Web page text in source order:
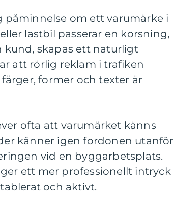
om ett varumärke i
lastbil passerar en korsning,
kund, skapas ett naturligt
att rörlig reklam i trafiken
former och texter är
ofta att varumärket känns
känner igen fordonen utanför
vid en byggarbetsplats.
ett mer professionellt intryck
och aktivt.